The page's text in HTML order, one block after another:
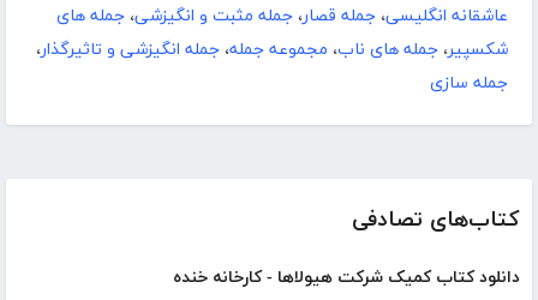
کتاب‌های تصادفی
دانلود کتاب کمیک شرکت هیولاها - کارخانه خنده
عاشقانه انگلیسی، جمله قصار، جمله مثبت و انگیزشی، جمله های
شکسپیر، جمله های ناب، مجموعه جمله، جمله انگیزشی و تاثیرگذار،
جمله سازی